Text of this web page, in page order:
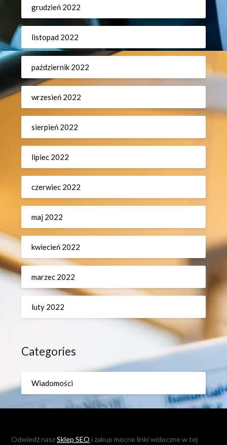
grudzień 2022
listopad 2022
październik 2022
wrzesień 2022
sierpień 2022
lipiec 2022
czerwiec 2022
maj 2022
kwiecień 2022
marzec 2022
luty 2022
Categories
Wiadomości
Odwiedź naszSklep SEO i zakup mocne linki widoczne w tej